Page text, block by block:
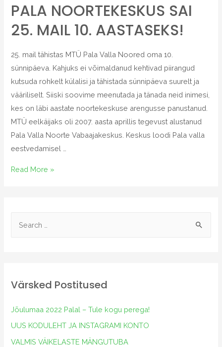
PALA NOORTEKESKUS SAI
25. MAIL 10. AASTASEKS!
25. mail tähistas MTÜ Pala Valla Noored oma 10.
sünnipäeva. Kahjuks ei võimaldanud kehtivad piirangud
kutsuda rohkelt külalisi ja tähistada sünnipäeva suurelt ja
vääriliselt. Siiski soovime meenutada ja tänada neid inimesi,
kes on läbi aastate noortekeskuse arengusse panustanud.
MTÜ eelkäijaks oli 2007. aasta aprillis tegevust alustanud
Pala Valla Noorte Vabaajakeskus. Keskus loodi Pala valla
eestvedamisel …
Read More »
Värsked Postitused
Jõulumaa 2022 Palal – Tule kogu perega!
UUS KODULEHT JA INSTAGRAMI KONTO
VALMIS VÄIKELASTE MÄNGUTUBA